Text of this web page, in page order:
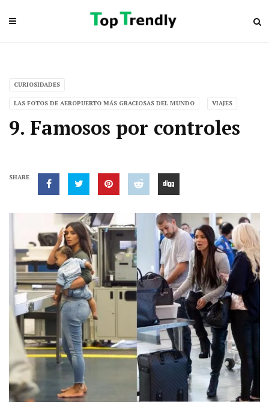
CURIOSIDADES
LAS FOTOS DE AEROPUERTO MÁS GRACIOSAS DEL MUNDO VIAJES
9. Famosos por controles
SHARE